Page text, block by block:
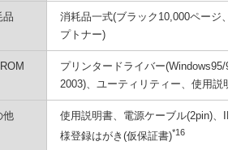
品
消耗品一式(ブラック10,000ページ、
プトナー)
プリンタードライバー(Windows95/
2003)、ユーティリティー、使用説明
他
使用説明書、電源ケーブル(2pin)、
様登録はがき(仮保証書)*16